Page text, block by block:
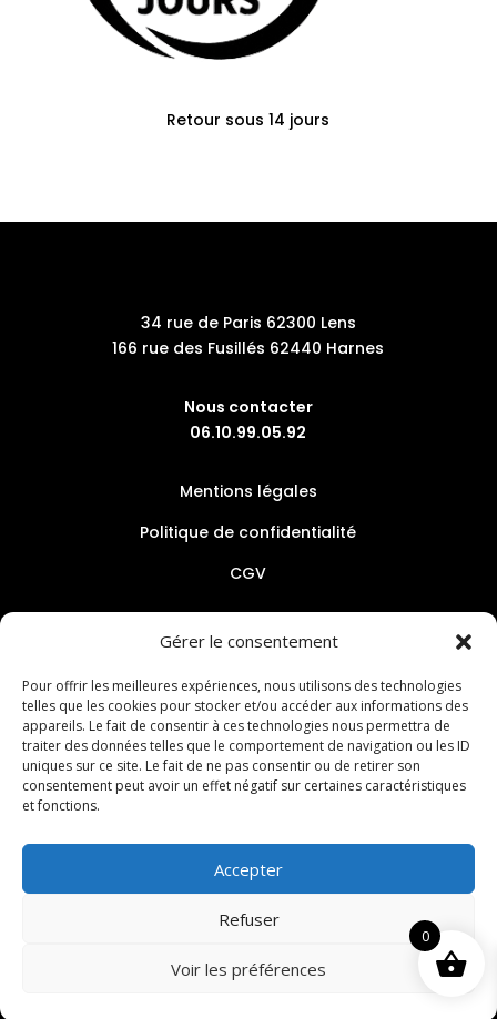
Gérer le consentement
Pour offrir les meilleures expériences, nous utilisons des technologies
telles que les cookies pour stocker et/ou accéder aux informations des
appareils. Le fait de consentir à ces technologies nous permettra de
traiter des données telles que le comportement de navigation ou les ID
uniques sur ce site. Le fait de ne pas consentir ou de retirer son
consentement peut avoir un effet négatif sur certaines caractéristiques
et fonctions.
Accepter
Refuser
Voir les préférences
Retour sous 14 jours
34 rue de Paris 62300 Lens
166 rue des Fusillés 62440 Harnes
Nous contacter
06.10.99.05.92
Mentions légales
Politique de confidentialité
CGV
Newsletter
Nom *
Adresse de messagerie*
S’abonner
0